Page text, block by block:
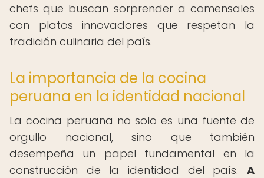
chefs que buscan sorprender a comensales
con platos innovadores que respetan la
tradición culinaria del país.
La importancia de la cocina
peruana en la identidad nacional
La cocina peruana no solo es una fuente de
orgullo nacional, sino que también
desempeña un papel fundamental en la
construcción de la identidad del país. A